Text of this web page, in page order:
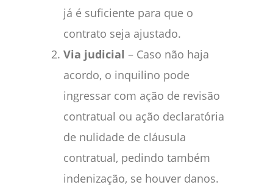
já é suficiente para que o
contrato seja ajustado.
Via judicial – Caso não haja
acordo, o inquilino pode
ingressar com ação de revisão
contratual ou ação declaratória
de nulidade de cláusula
contratual, pedindo também
indenização, se houver danos.